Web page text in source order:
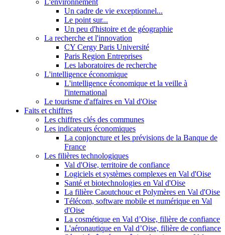
L'environnement
Un cadre de vie exceptionnel...
Le point sur...
Un peu d'histoire et de géographie
La recherche et l'innovation
CY Cergy Paris Université
Paris Region Entreprises
Les laboratoires de recherche
L'intelligence économique
L'intelligence économique et la veille à
l'international
Le tourisme d'affaires en Val d'Oise
Faits et chiffres
Les chiffres clés des communes
Les indicateurs économiques
La conjoncture et les prévisions de la Banque de
France
Les filières technologiques
Val d'Oise, territoire de confiance
Logiciels et systèmes complexes en Val d'Oise
Santé et biotechnologies en Val d'Oise
La filière Caoutchouc et Polymères en Val d'Oise
Télécom, software mobile et numérique en Val
d'Oise
La cosmétique en Val d’Oise, filière de confiance
L'aéronautique en Val d’Oise, filière de confiance